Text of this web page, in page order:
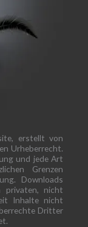
erstellt von
Urheberrecht.
und jede Art
Grenzen
Downloads
privaten, nicht
Inhalte nicht
Dritter